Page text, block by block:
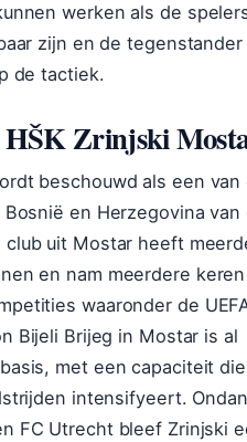
werken als de
zijn en de tegenstander
de tactiek.
HŠK Zrinjski
beschouwd als een van
en Herzegovina van
uit Mostar heeft
en nam meerdere keren
waaronder de
Bijeli Brijeg in Mostar is al
met een capaciteit
intensifyeert.
FC Utrecht bleef Zrinjski